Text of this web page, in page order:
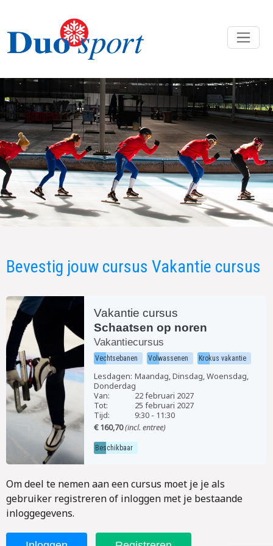
Bevestig jouw cursus Vakantie cursus
Vakantie cursus
Schaatsen op noren
Vakantiecursus
Vechtsebanen Volwassenen Krokus vakantie
Lesdagen: Maandag, Dinsdag, Woensdag,
Donderdag
Van:
22 februari 2027
Tot:
25 februari 2027
Tijd:
9:30 - 11:30
€ 160,70(incl. entree)
Beschikbaar
Om deel te nemen aan een cursus moet je je als
gebruiker registreren of inloggen met je bestaande
inloggegevens.